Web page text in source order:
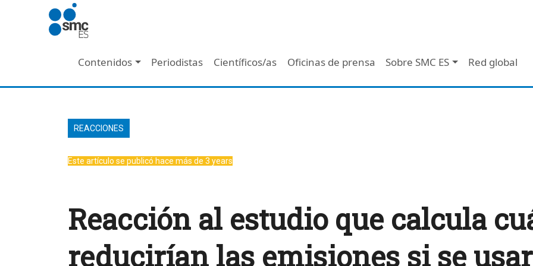
Pasar al contenido principal
Navegación principal - Header
Contenidos Periodistas Científicos/as Oficinas de prensa Sobre SMC ES Red global
REACCIONES
Este artículo se publicó hace más de 3 years
Reacción al estudio que calcula
reducirían las emisiones si se